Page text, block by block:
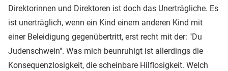
Direktorinnen und Direktoren ist doch das Unerträgliche. Es
ist unerträglich, wenn ein Kind einem anderen Kind mit
einer Beleidigung gegenübertritt, erst recht mit der: "Du
Judenschwein". Was mich beunruhigt ist allerdings die
Konsequenzlosigkeit, die scheinbare Hilflosigkeit. Welch